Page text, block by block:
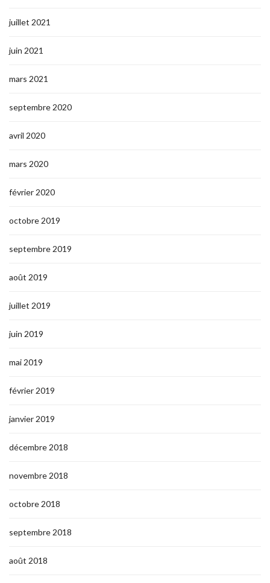
juillet 2021
juin 2021
mars 2021
septembre 2020
avril 2020
mars 2020
février 2020
octobre 2019
septembre 2019
août 2019
juillet 2019
juin 2019
mai 2019
février 2019
janvier 2019
décembre 2018
novembre 2018
octobre 2018
septembre 2018
août 2018